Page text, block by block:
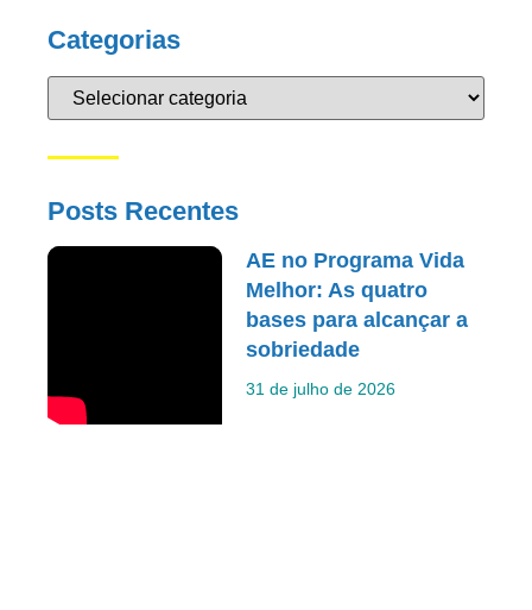
Categorias
Posts Recentes
AE no Programa Vida
Melhor: As quatro
bases para alcançar a
sobriedade
31 de julho de 2026